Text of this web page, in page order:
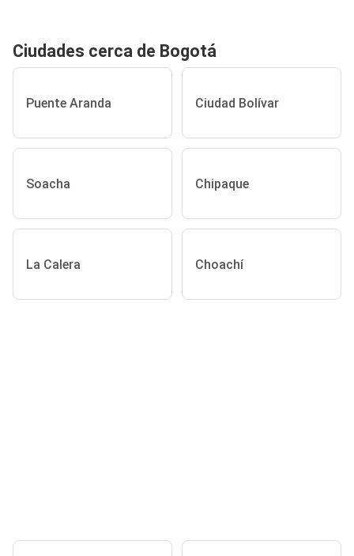
Ciudades cerca de Bogotá
Puente Aranda Ciudad Bolívar
Soacha Chipaque
La Calera Choachí